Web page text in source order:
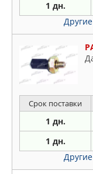
1 дн.
Срок поставки
1 дн.
1 дн.